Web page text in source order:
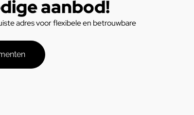
aanbod!
adres voor flexibele en betrouwbare